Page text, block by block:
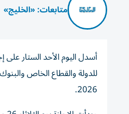
متابعات: «الخليج»
أسدل اليوم الأحد الستار
2026.